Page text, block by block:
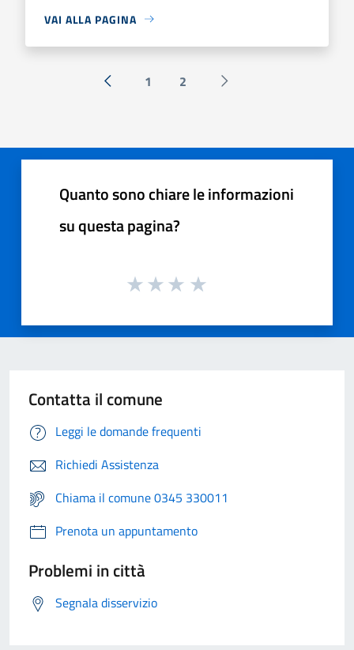
VAI ALLA PAGINA
« Precedente
1 2 Successiva »
Quanto sono chiare le informazioni
su questa pagina?
Contatta il comune
Leggi le domande frequenti
Richiedi Assistenza
Chiama il comune 0345 330011
Prenota un appuntamento
Problemi in città
Segnala disservizio